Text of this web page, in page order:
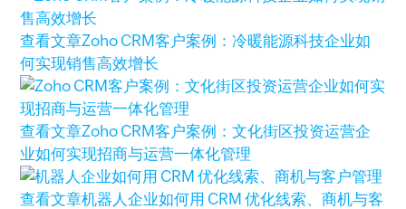
查看文章Zoho CRM客户案例：冷暖能源科技企业如
何实现销售高效增长
查看文章Zoho CRM客户案例：文化街区投资运营企
业如何实现招商与运营一体化管理
查看文章机器人企业如何用 CRM 优化线索、商机与客